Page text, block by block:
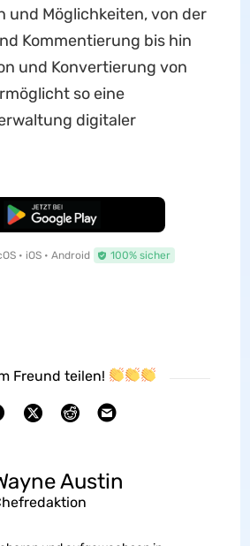
und Möglichkeiten, von der
Kommentierung bis hin
und Konvertierung von
so eine
digitaler
Kostenloser Download
• iOS • Android 100% sicher
Freund teilen!
Austin